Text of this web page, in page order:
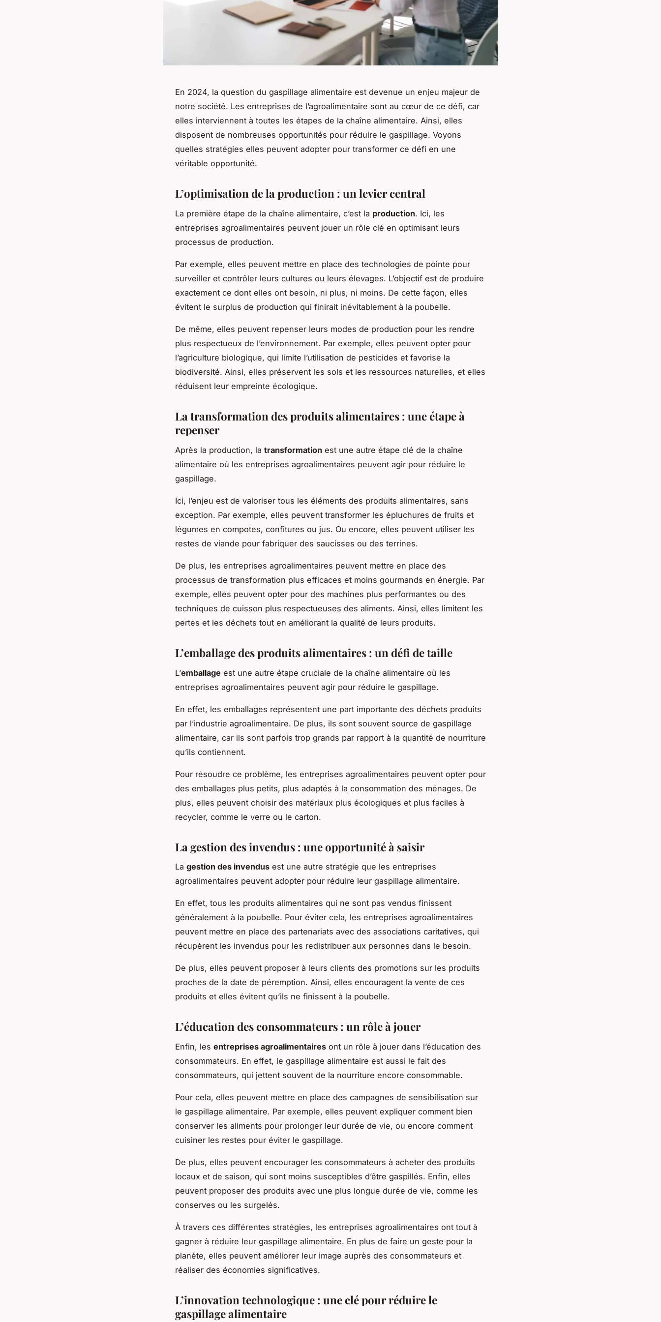
En 2024, la question du gaspillage alimentaire est devenue un enjeu majeur de
notre société. Les entreprises de l’agroalimentaire sont au cœur de ce défi, car
elles interviennent à toutes les étapes de la chaîne alimentaire. Ainsi, elles
disposent de nombreuses opportunités pour réduire le gaspillage. Voyons
quelles stratégies elles peuvent adopter pour transformer ce défi en une
véritable opportunité.
L’optimisation de la production : un levier central
La première étape de la chaîne alimentaire, c’est la production. Ici, les
entreprises agroalimentaires peuvent jouer un rôle clé en optimisant leurs
processus de production.
Par exemple, elles peuvent mettre en place des technologies de pointe pour
surveiller et contrôler leurs cultures ou leurs élevages. L’objectif est de produire
exactement ce dont elles ont besoin, ni plus, ni moins. De cette façon, elles
évitent le surplus de production qui finirait inévitablement à la poubelle.
De même, elles peuvent repenser leurs modes de production pour les rendre
plus respectueux de l’environnement. Par exemple, elles peuvent opter pour
l’agriculture biologique, qui limite l’utilisation de pesticides et favorise la
biodiversité. Ainsi, elles préservent les sols et les ressources naturelles, et elles
réduisent leur empreinte écologique.
La transformation des produits alimentaires : une étape à
repenser
Après la production, la transformation est une autre étape clé de la chaîne
alimentaire où les entreprises agroalimentaires peuvent agir pour réduire le
gaspillage.
Ici, l’enjeu est de valoriser tous les éléments des produits alimentaires, sans
exception. Par exemple, elles peuvent transformer les épluchures de fruits et
légumes en compotes, confitures ou jus. Ou encore, elles peuvent utiliser les
restes de viande pour fabriquer des saucisses ou des terrines.
De plus, les entreprises agroalimentaires peuvent mettre en place des
processus de transformation plus efficaces et moins gourmands en énergie. Par
exemple, elles peuvent opter pour des machines plus performantes ou des
techniques de cuisson plus respectueuses des aliments. Ainsi, elles limitent les
pertes et les déchets tout en améliorant la qualité de leurs produits.
L’emballage des produits alimentaires : un défi de taille
L’emballage est une autre étape cruciale de la chaîne alimentaire où les
entreprises agroalimentaires peuvent agir pour réduire le gaspillage.
En effet, les emballages représentent une part importante des déchets produits
par l’industrie agroalimentaire. De plus, ils sont souvent source de gaspillage
alimentaire, car ils sont parfois trop grands par rapport à la quantité de nourriture
qu’ils contiennent.
Pour résoudre ce problème, les entreprises agroalimentaires peuvent opter pour
des emballages plus petits, plus adaptés à la consommation des ménages. De
plus, elles peuvent choisir des matériaux plus écologiques et plus faciles à
recycler, comme le verre ou le carton.
La gestion des invendus : une opportunité à saisir
La gestion des invendus est une autre stratégie que les entreprises
agroalimentaires peuvent adopter pour réduire leur gaspillage alimentaire.
En effet, tous les produits alimentaires qui ne sont pas vendus finissent
généralement à la poubelle. Pour éviter cela, les entreprises agroalimentaires
peuvent mettre en place des partenariats avec des associations caritatives, qui
récupèrent les invendus pour les redistribuer aux personnes dans le besoin.
De plus, elles peuvent proposer à leurs clients des promotions sur les produits
proches de la date de péremption. Ainsi, elles encouragent la vente de ces
produits et elles évitent qu’ils ne finissent à la poubelle.
L’éducation des consommateurs : un rôle à jouer
Enfin, les entreprises agroalimentaires ont un rôle à jouer dans l’éducation des
consommateurs. En effet, le gaspillage alimentaire est aussi le fait des
consommateurs, qui jettent souvent de la nourriture encore consommable.
Pour cela, elles peuvent mettre en place des campagnes de sensibilisation sur
le gaspillage alimentaire. Par exemple, elles peuvent expliquer comment bien
conserver les aliments pour prolonger leur durée de vie, ou encore comment
cuisiner les restes pour éviter le gaspillage.
De plus, elles peuvent encourager les consommateurs à acheter des produits
locaux et de saison, qui sont moins susceptibles d’être gaspillés. Enfin, elles
peuvent proposer des produits avec une plus longue durée de vie, comme les
conserves ou les surgelés.
À travers ces différentes stratégies, les entreprises agroalimentaires ont tout à
gagner à réduire leur gaspillage alimentaire. En plus de faire un geste pour la
planète, elles peuvent améliorer leur image auprès des consommateurs et
réaliser des économies significatives.
L’innovation technologique : une clé pour réduire le
gaspillage alimentaire